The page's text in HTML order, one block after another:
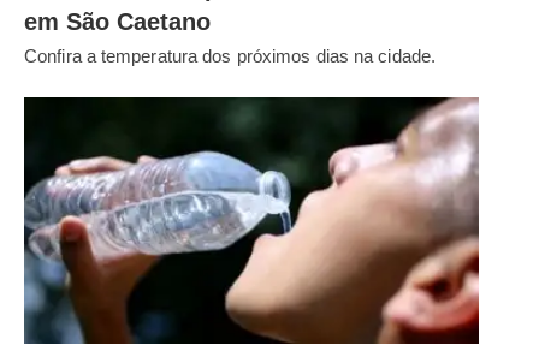
em São Caetano
Confira a temperatura dos próximos dias na cidade.